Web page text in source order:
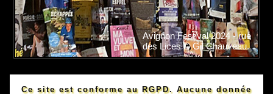
Avignon Festival 2024 - rue
des Lices © Gil Chauveau.
Ce site est conforme au RGPD. Aucune donnée